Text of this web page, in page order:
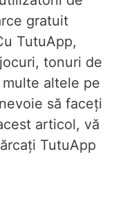
gratuit
TutuApp,
tonuri de
altele pe
să faceți
articol, vă
TutuApp